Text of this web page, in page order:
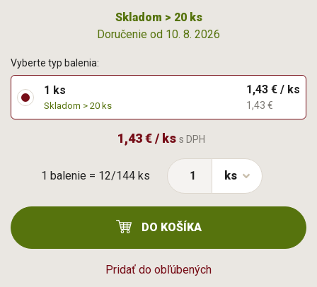
Skladom > 20 ks
Doručenie od 10. 8. 2026
1 balenie = 12/144 ks
Pridať do obľúbených
Vyberte typ balenia:
1 ks
Skladom > 20 ks
1,43 € / ks
1,43 €
1,43 € / ks s DPH
ks
DO KOŠÍKA